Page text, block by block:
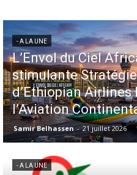
- A LA UNE
Aéroports US :
injectent 870
dans 339 projets,
Miami en tête
Samir Belhassen - 6 août 2026
- A LA UNE